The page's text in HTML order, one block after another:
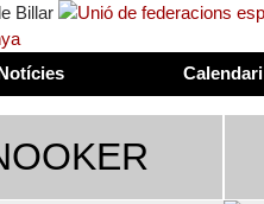
Notícies Calendari